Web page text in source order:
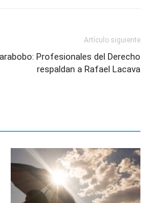
Artículo siguiente
Profesionales del Derecho
respaldan a Rafael Lacava